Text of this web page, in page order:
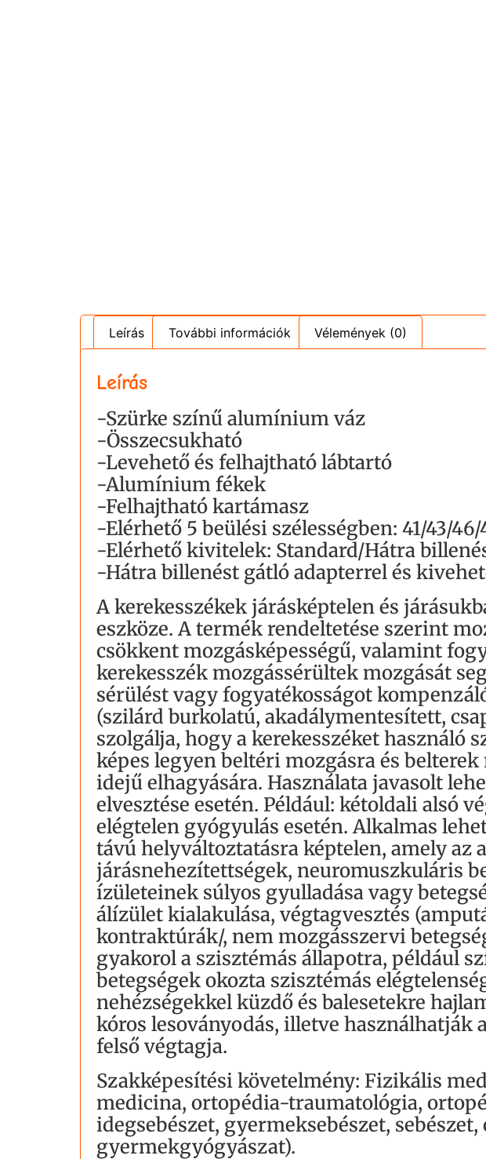
Leírás További információk Vélemények (0)
Leírás
-Szürke színű alumínium váz
-Összecsukható
-Levehető és felhajtható lábtartó
-Alumínium fékek
-Felhajtható kartámasz
-Elérhető 5 beülési szélességben: 41/43/
-Elérhető kivitelek: Standard/Hátra
-Hátra billenést gátló adapterrel és
A kerekesszékek járásképtelen és
eszköze. A termék rendeltetése szerint
csökkent mozgásképességű, valamint
kerekesszék mozgássérültek mozgását
sérülést vagy fogyatékosságot
(szilárd burkolatú, akadálymentesített,
szolgálja, hogy a kerekesszéket használó
képes legyen beltéri mozgásra és belterek
idejű elhagyására. Használata javasolt
elvesztése esetén. Például: kétoldali alsó
elégtelen gyógyulás esetén. Alkalmas
távú helyváltoztatásra képtelen, amely az
járásnehezítettségek, neuromuszkuláris
ízületeinek súlyos gyulladása vagy
álízület kialakulása, végtagvesztés
kontraktúrák/, nem mozgásszervi
gyakorol a szisztémás állapotra, például
betegségek okozta szisztémás
nehézségekkel küzdő és balesetekre
kóros lesoványodás, illetve használhatják
felső végtagja.
Szakképesítési követelmény: Fizikális
medicina, ortopédia-traumatológia,
idegsebészet, gyermeksebészet,
gyermekgyógyászat).